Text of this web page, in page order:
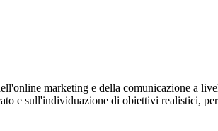
marketing e della comunicazione a
e sull'individuazione di obiettivi realistici,